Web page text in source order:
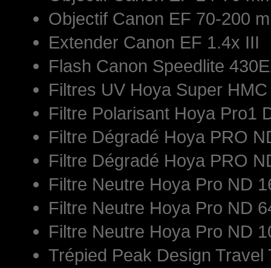
Objectif Canon EF 70-200
Extender Canon EF 1.4x III
Flash Canon Speedlite
Filtres UV Hoya Super
Filtre Polarisant Hoya Pro1
Filtre Dégradé Hoya PRO
Filtre Dégradé Hoya PRO
Filtre Neutre Hoya Pro ND
Filtre Neutre Hoya Pro ND
Filtre Neutre Hoya Pro ND
Trépied Peak Design Travel